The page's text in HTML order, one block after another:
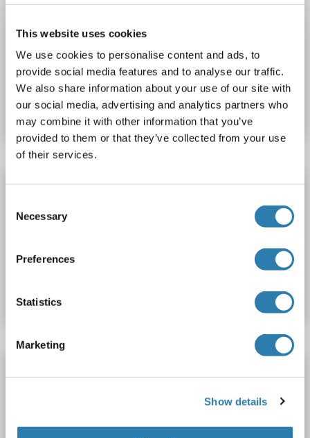
This website uses cookies
We use cookies to personalise content and ads, to
provide social media features and to analyse our traffic.
We also share information about your use of our site with
our social media, advertising and analytics partners who
may combine it with other information that you’ve
provided to them or that they’ve collected from your use
of their services.
Selection
Necessary
Preferences
Statistics
Marketing
Show details
N° du produit ABIN5595223
Fiche technique Détails
SULT2A1 Kit ELISA
Colorimetric
N° du produit ABIN1129614
N° du produit ABIN1123875